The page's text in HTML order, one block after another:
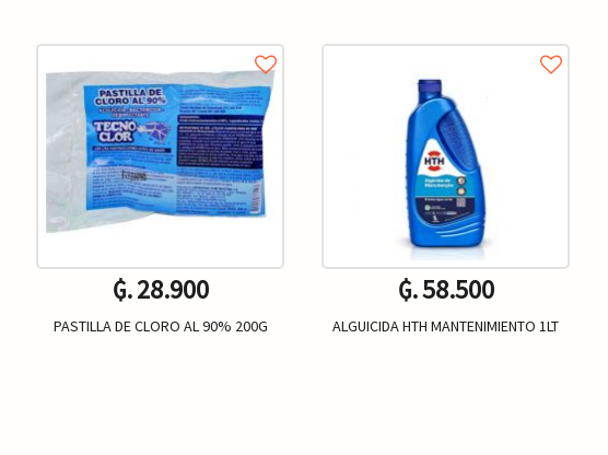
₲. 28.900
PASTILLA DE CLORO AL 90% 200G
₲. 58.500
ALGUICIDA HTH MANTENIMIENTO 1LT